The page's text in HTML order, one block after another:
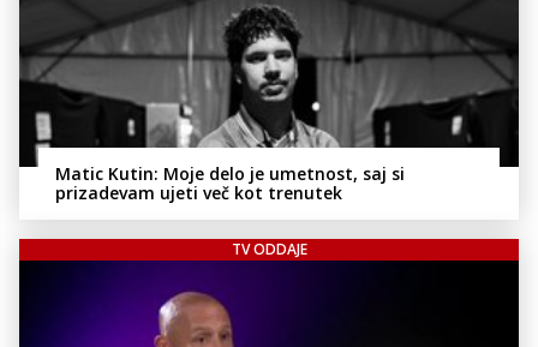
Matic Kutin: Moje delo je umetnost, saj si
prizadevam ujeti več kot trenutek
TV ODDAJE